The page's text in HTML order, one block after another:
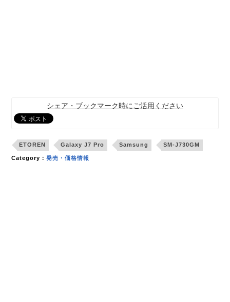
シェア・ブックマーク時にご活用ください
ETOREN Galaxy J7 Pro Samsung SM-J730GM
Category：発売・価格情報